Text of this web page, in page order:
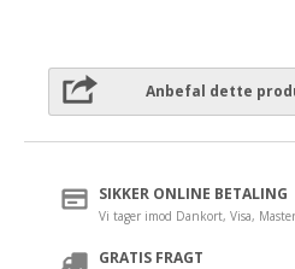
Anbefal dette
SIKKER ONLINE BETALING
Vi tager imod Dankort, Visa,
GRATIS FRAGT